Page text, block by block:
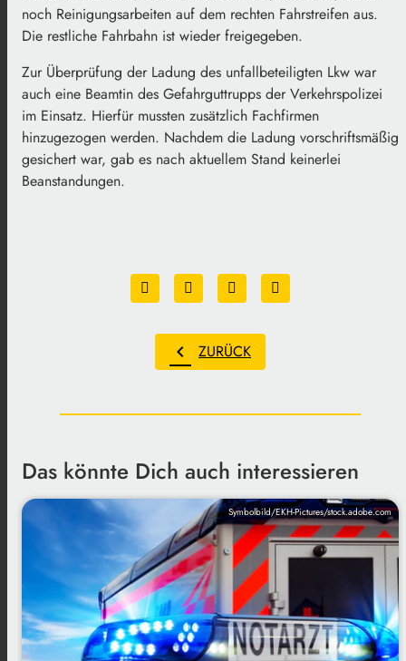
noch Reinigungsarbeiten auf dem rechten Fahrstreifen aus.
Die restliche Fahrbahn ist wieder freigegeben.
Zur Überprüfung der Ladung des unfallbeteiligten Lkw war
auch eine Beamtin des Gefahrguttrupps der Verkehrspolizei
im Einsatz. Hierfür mussten zusätzlich Fachfirmen
hinzugezogen werden. Nachdem die Ladung vorschriftsmäßig
gesichert war, gab es nach aktuellem Stand keinerlei
Beanstandungen.
chevron_left ZURÜCK
Das könnte Dich auch interessieren
Symbolbild/EKH-Pictures/stock.adobe.com